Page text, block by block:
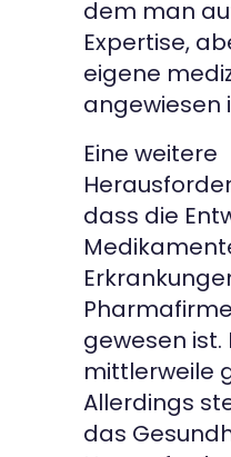
dem man
Expertise,
eigene
angewiesen
Eine weitere
dass die
gewesen ist.
mittlerweile
Allerdings
das